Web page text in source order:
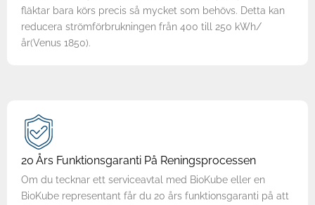
fläktar bara körs precis så mycket som behövs. Detta kan
reducera strömförbrukningen från 400 till 250 kWh/
år(Venus 1850).
20 Års Funktionsgaranti På Reningsprocessen
Om du tecknar ett serviceavtal med BioKube eller en
BioKube representant får du 20 års funktionsgaranti på att